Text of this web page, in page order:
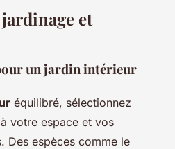
et
un jardin intérieur
équilibré, sélectionnez
votre espace et vos
Des espèces comme le